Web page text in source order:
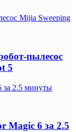
Mijia Sweeping
пылесос
5
за 2.5 минуты
Magic 6 за 2.5